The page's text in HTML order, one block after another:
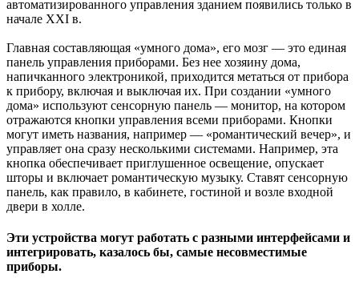
автоматизированного управления зданием появились только в
начале ХХI в.
Главная составляющая «умного дома», его мозг — это единая
панель управления приборами. Без нее хозяину дома,
напичканного электроникой, приходится метаться от прибора
к прибору, включая и выключая их. При создании «умного
дома» используют сенсорную панель — монитор, на котором
отражаются кнопки управления всеми приборами. Кнопки
могут иметь названия, например — «романтический вечер», и
управляет она сразу несколькими системами. Например, эта
кнопка обеспечивает приглушенное освещение, опускает
шторы и включает романтическую музыку. Ставят сенсорную
панель, как правило, в кабинете, гостиной и возле входной
двери в холле.
Эти устройства могут работать с разными интерфейсами и
интегрировать, казалось бы, самые несовместимые
приборы.